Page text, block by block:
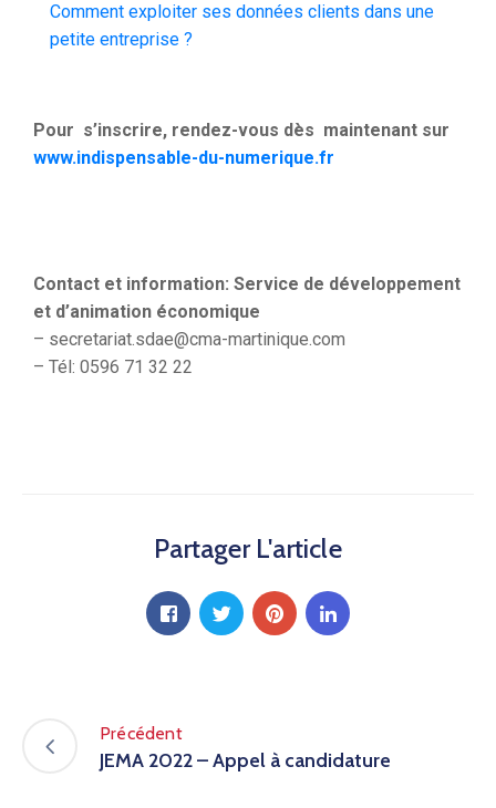
Comment exploiter ses données clients dans une
petite entreprise ?
Pour s’inscrire, rendez-vous dès maintenant sur
www.indispensable-du-numerique.fr
Contact et information: Service de développement
et d’animation économique
– secretariat.sdae@cma-martinique.com
– Tél: 0596 71 32 22
Partager L'article
Précédent
JEMA 2022 – Appel à candidature